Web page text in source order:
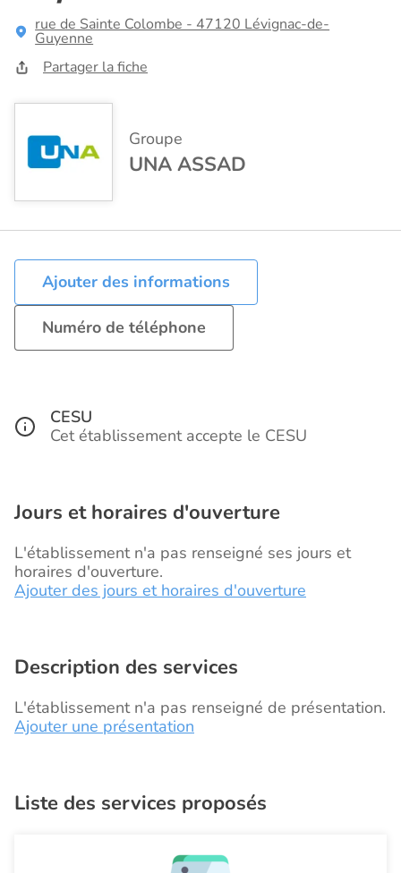
rue de Sainte Colombe - 47120 Lévignac-de-
Guyenne
Partager la fiche
Groupe
UNA ASSAD
Ajouter des informations
Numéro de téléphone
CESU
Cet établissement accepte le CESU
Jours et horaires d'ouverture
L'établissement n'a pas renseigné ses jours et
horaires d'ouverture.
Ajouter des jours et horaires d'ouverture
Description des services
L'établissement n'a pas renseigné de présentation.
Ajouter une présentation
Liste des services proposés